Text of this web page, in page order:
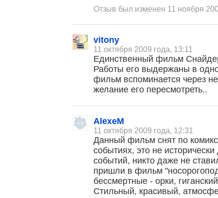
Отзыв был изменен 11 ноября
vitony
11 октября 2009 года, 13:11
Единственный фильм
Работы его выдержаны в
фильм вспоминается через
желание его пересмотреть..
AlexeM
11 октября 2009 года, 12:31
Данный фильм снят по
событиях, это не
событий, никто даже не
пришли в фильм
бессмертные - орки,
Стильный, красивый,